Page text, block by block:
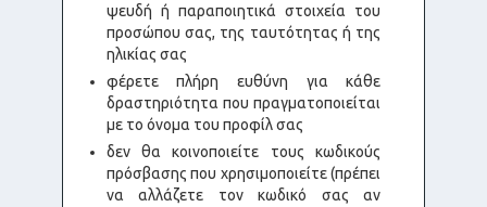
ψευδή ή παραποιητικά στοιχεία του
προσώπου σας, της ταυτότητας ή της
ηλικίας σας
φέρετε πλήρη ευθύνη για κάθε
δραστηριότητα που πραγματοποιείται
με το όνομα του προφίλ σας
δεν θα κοινοποιείτε τους κωδικούς
πρόσβασης που χρησιμοποιείτε (πρέπει
να αλλάζετε τον κωδικό σας αν